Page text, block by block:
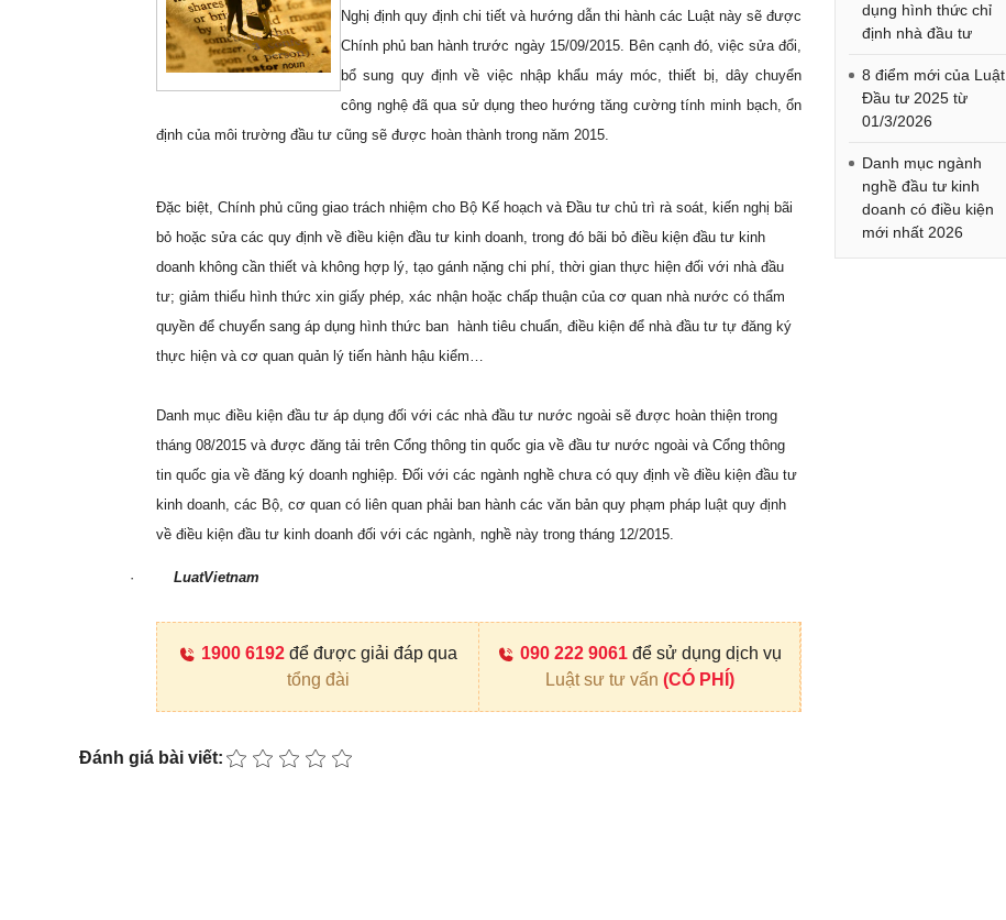
Nghị định quy định chi tiết và hướng dẫn thi hành các Luật này sẽ được
Chính phủ ban hành trước ngày 15/09/2015. Bên cạnh đó, việc sửa đổi,
bổ sung quy định về việc nhập khẩu máy móc, thiết bị, dây chuyển
công nghệ đã qua sử dụng theo hướng tăng cường tính minh bạch, ổn
định của môi trường đầu tư cũng sẽ được hoàn thành trong năm 2015.
Đặc biệt, Chính phủ cũng giao trách nhiệm cho Bộ Kế hoạch và Đầu tư chủ trì rà soát, kiến nghị bãi
bỏ hoặc sửa các quy định về điều kiện đầu tư kinh doanh, trong đó bãi bỏ điều kiện đầu tư kinh
doanh không cần thiết và không hợp lý, tạo gánh nặng chi phí, thời gian thực hiện đối với nhà đầu
tư; giảm thiểu hình thức xin giấy phép, xác nhận hoặc chấp thuận của cơ quan nhà nước có thẩm
quyền để chuyển sang áp dụng hình thức ban hành tiêu chuẩn, điều kiện để nhà đầu tư tự đăng ký
thực hiện và cơ quan quản lý tiến hành hậu kiểm…
Danh mục điều kiện đầu tư áp dụng đối với các nhà đầu tư nước ngoài sẽ được hoàn thiện trong
tháng 08/2015 và được đăng tải trên Cổng thông tin quốc gia về đầu tư nước ngoài và Cổng thông
tin quốc gia về đăng ký doanh nghiệp. Đối với các ngành nghề chưa có quy định về điều kiện đầu tư
kinh doanh, các Bộ, cơ quan có liên quan phải ban hành các văn bản quy phạm pháp luật quy định
về điều kiện đầu tư kinh doanh đối với các ngành, nghề này trong tháng 12/2015.
· LuatVietnam
1900 6192 để được giải đáp qua
tổng đài
090 222 9061 để sử dụng dịch vụ
Luật sư tư vấn (CÓ PHÍ)
Đánh giá bài viết:
dụng hình thức chỉ
định nhà đầu tư
8 điểm mới của Luật
Đầu tư 2025 từ
01/3/2026
Danh mục ngành
nghề đầu tư kinh
doanh có điều kiện
mới nhất 2026